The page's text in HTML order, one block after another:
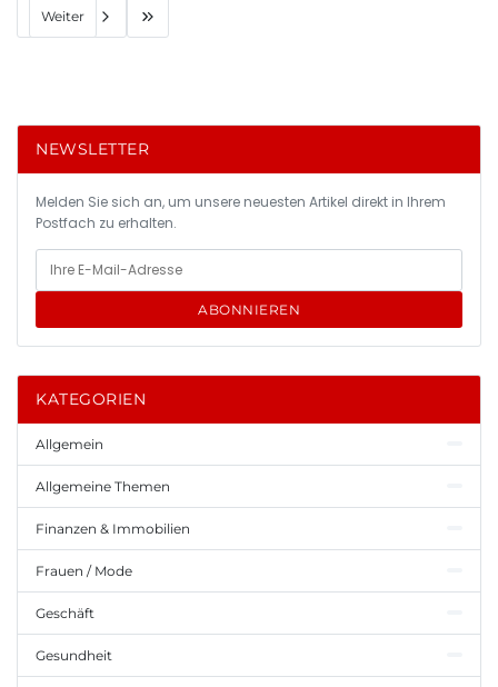
Weiter
NEWSLETTER
Melden Sie sich an, um unsere neuesten Artikel direkt in Ihrem
Postfach zu erhalten.
ABONNIEREN
KATEGORIEN
Allgemein
Allgemeine Themen
Finanzen & Immobilien
Frauen / Mode
Geschäft
Gesundheit